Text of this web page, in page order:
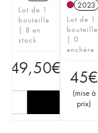
Lot de 1
bouteille
| 8 en
stock
49,50€
2023
Lot de 1
bouteille
| 0
enchère
45€
(mise à
prix)